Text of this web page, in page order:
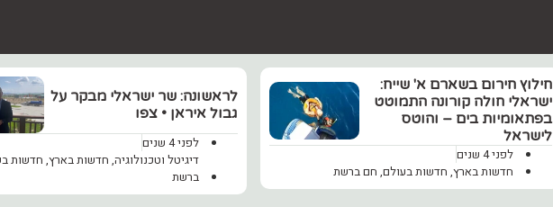
חילוץ חירום בשארם א' שייח:
ישראלי חולה קורונה התמוטט
בפתאומיות בים – והוטס
לישראל
לפני 4 שנים
חדשות בארץ, חדשות בעולם, חם ברשת
לראשונה: שר ישראלי מבקר על
גבול איראן • צפו
לפני 4 שנים
דיגיטל וטכנולוגיה, חדשות בארץ, חדשות
ברשת